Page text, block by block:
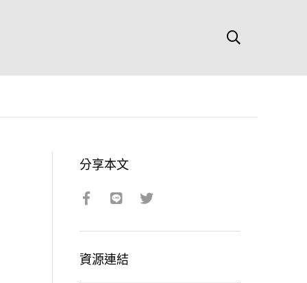
分享本文
資源連結